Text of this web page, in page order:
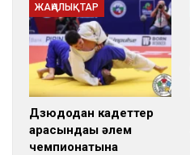
ЖАҢАЛЫҚТАР
Дзюдодан кадеттер
арасындағы әлем
чемпионатына